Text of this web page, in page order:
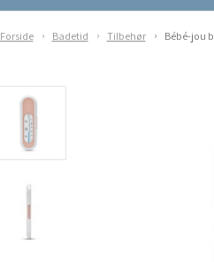
Forside Badetid Tilbehør Bébé-jou